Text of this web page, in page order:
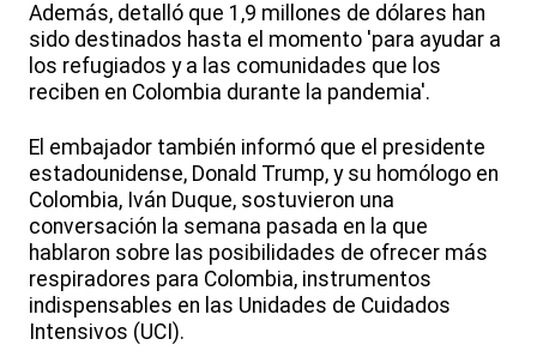
Además, detalló que 1,9 millones de dólares han
sido destinados hasta el momento 'para ayudar a
los refugiados y a las comunidades que los
reciben en Colombia durante la pandemia'.
El embajador también informó que el presidente
estadounidense, Donald Trump, y su homólogo en
Colombia, Iván Duque, sostuvieron una
conversación la semana pasada en la que
hablaron sobre las posibilidades de ofrecer más
respiradores para Colombia, instrumentos
indispensables en las Unidades de Cuidados
Intensivos (UCI).